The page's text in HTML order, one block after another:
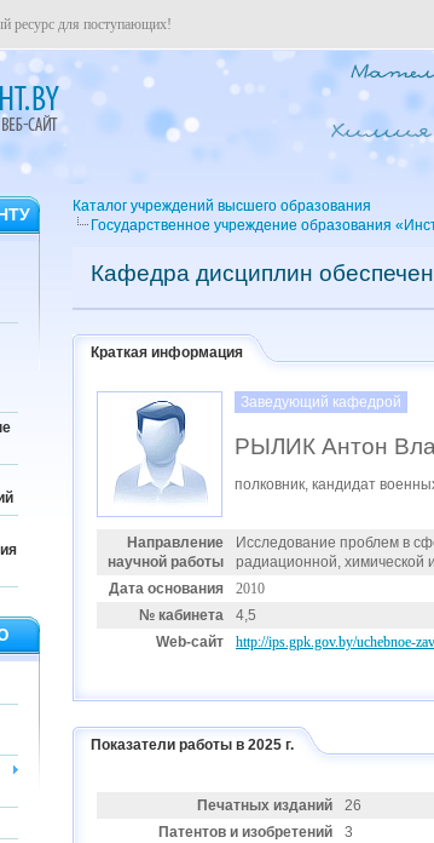
ресурс для поступающих!
Каталог учреждений высшего образования
Государственное учреждение образования
Кафедра дисциплин
Краткая информация
Заведующий кафедрой
РЫЛИК Антон
полковник, кандидат
Направление
научной работы
Исследование проблем в
радиационной, химической
Дата основания
2010
№ кабинета
4,5
Web-сайт
http://ips.gpk.gov.by/uchebnoe-
Показатели работы в 2025 г.
Печатных изданий
26
Патентов и изобретений
3